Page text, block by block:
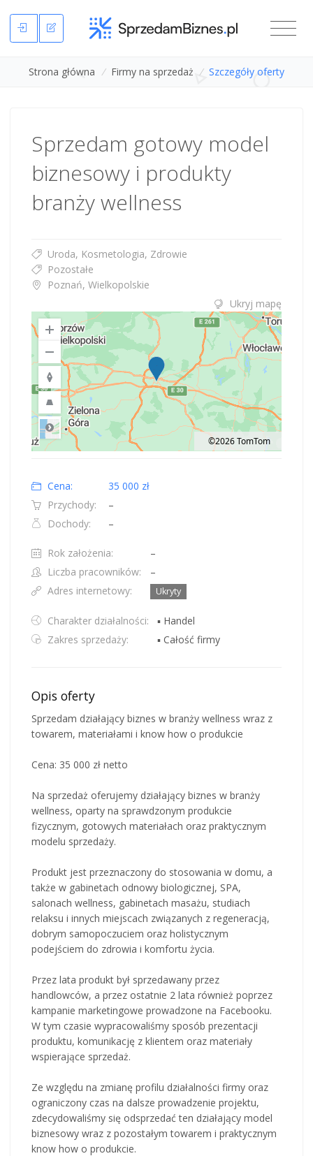
Strona główna / Firmy na sprzedaż / Szczegóły oferty
Sprzedam gotowy model
biznesowy i produkty
branży wellness
Uroda, Kosmetologia, Zdrowie
Pozostałe
Poznań, Wielkopolskie
Ukryj mapę
Road
©2026 TomTom
Cena:
35 000 zł
Przychody:
–
Dochody:
–
Rok założenia:
–
Liczba pracowników:
–
Adres internetowy:
Ukryty
Charakter działalności:
▪ Handel
Zakres sprzedaży:
▪ Całość firmy
Opis oferty
Sprzedam działający biznes w branży wellness wraz z
towarem, materiałami i know how o produkcie
Cena: 35 000 zł netto
Na sprzedaż oferujemy działający biznes w branży
wellness, oparty na sprawdzonym produkcie
fizycznym, gotowych materiałach oraz praktycznym
modelu sprzedaży.
Produkt jest przeznaczony do stosowania w domu, a
także w gabinetach odnowy biologicznej, SPA,
salonach wellness, gabinetach masażu, studiach
relaksu i innych miejscach związanych z regeneracją,
dobrym samopoczuciem oraz holistycznym
podejściem do zdrowia i komfortu życia.
Przez lata produkt był sprzedawany przez
handlowców, a przez ostatnie 2 lata również poprzez
kampanie marketingowe prowadzone na Facebooku.
W tym czasie wypracowaliśmy sposób prezentacji
produktu, komunikację z klientem oraz materiały
wspierające sprzedaż.
Ze względu na zmianę profilu działalności firmy oraz
ograniczony czas na dalsze prowadzenie projektu,
zdecydowaliśmy się odsprzedać ten działający model
biznesowy wraz z pozostałym towarem i praktycznym
know how o produkcie.